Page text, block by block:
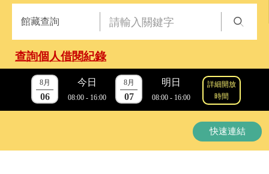
館藏查詢
查詢個人借閱紀錄
8月
06
今日
08:00 - 16:00
8月
07
明日
08:00 - 16:00
詳細開放
時間
快速連結